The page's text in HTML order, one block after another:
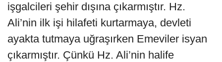
işgalcileri şehir dışına çıkarmıştır. Hz.
Ali’nin ilk işi hilafeti kurtarmaya, devleti
ayakta tutmaya uğraşırken Emeviler isyan
çıkarmıştır. Çünkü Hz. Ali’nin halife